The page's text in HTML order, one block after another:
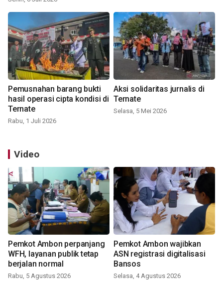
Pemusnahan barang bukti
hasil operasi cipta kondisi di
Ternate
Rabu, 1 Juli 2026
Aksi solidaritas jurnalis di
Ternate
Selasa, 5 Mei 2026
Video
Pemkot Ambon perpanjang
WFH, layanan publik tetap
berjalan normal
Rabu, 5 Agustus 2026
Pemkot Ambon wajibkan
ASN registrasi digitalisasi
Bansos
Selasa, 4 Agustus 2026